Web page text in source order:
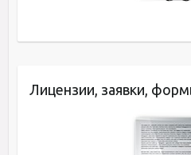
Лицензии, заявки,